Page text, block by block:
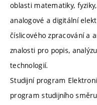
oblasti matematiky,
analogové a digitální
číslicového zpracování a
znalosti pro popis,
technologií.
Studijní program
program studijního